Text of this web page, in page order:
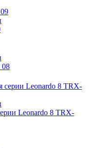
08
Leonardo 8 TRX-